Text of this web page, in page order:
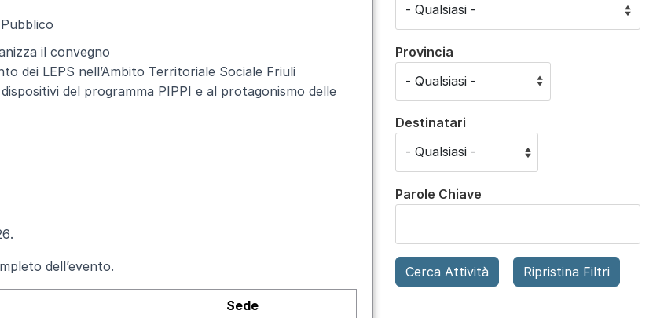
Pubblico
il convegno
dei LEPS nell’Ambito Territoriale Sociale Friuli
del programma PIPPI e al protagonismo delle
.
dell’evento.
Sede
Provincia
Destinatari
Parole Chiave